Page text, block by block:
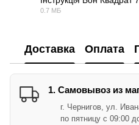
0.7 МБ
Доставка Оплата
1. Самовывоз из
г. Чернигов, ул.
по пятницу с 09:00